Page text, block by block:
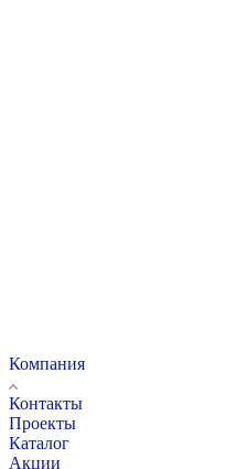
Компания
Контакты
Проекты
Каталог
Акции